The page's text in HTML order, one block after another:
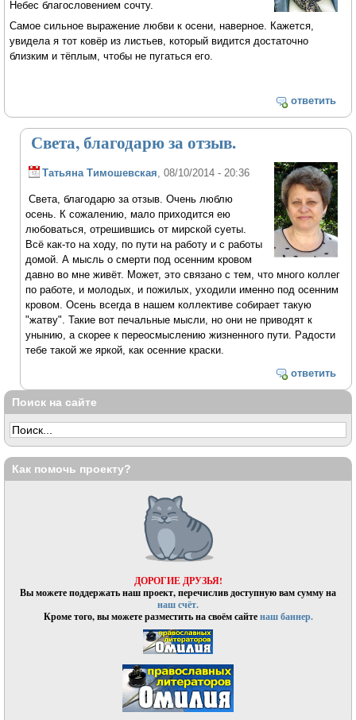
Небес благословением сочту.
Самое сильное выражение любви к осени, наверное. Кажется,
увидела я тот ковёр из листьев, который видится достаточно
близким и тёплым, чтобы не пугаться его.
ответить
Света, благодарю за отзыв.
Татьяна Тимошевская, 08/10/2014 - 20:36
Света, благодарю за отзыв. Очень люблю
осень. К сожалению, мало приходится ею
любоваться, отрешившись от мирской суеты.
Всё как-то на ходу, по пути на работу и с работы
домой. А мысль о смерти под осенним кровом
давно во мне живёт. Может, это связано с тем, что много коллег
по работе, и молодых, и пожилых, уходили именно под осенним
кровом. Осень всегда в нашем коллективе собирает такую
"жатву". Такие вот печальные мысли, но они не приводят к
унынию, а скорее к переосмыслению жизненного пути. Радости
тебе такой же яркой, как осенние краски.
ответить
Поиск на сайте
Как помочь проекту?
ДОРОГИЕ ДРУЗЬЯ!
Вы можете поддержать наш проект, перечислив доступную вам сумму на
наш счёт.
Кроме того, вы можете разместить на своём сайтенаш баннер.